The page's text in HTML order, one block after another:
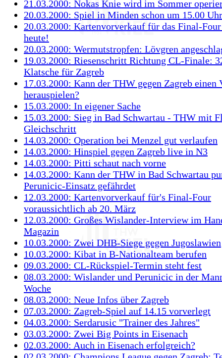
21.03.2000: Nokas Knie wird im Sommer
20.03.2000: Spiel in Minden schon um 15.00 Uhr
20.03.2000: Kartenvorverkauf für das Final-
heute!
20.03.2000: Wermutstropfen: Lövgren
19.03.2000: Riesenschritt Richtung CL-Finale:
Klatsche für Zagreb
17.03.2000: Kann der THW gegen Zagreb einen
herauspielen?
15.03.2000: In eigener Sache
15.03.2000: Sieg in Bad Schwartau - THW mit
Gleichschritt
14.03.2000: Operation bei Menzel gut verlaufen
14.03.2000: Hinspiel gegen Zagreb live in N3
14.03.2000: Pitti schaut nach vorne
14.03.2000: Kann der THW in Bad Schwartau
Perunicic-Einsatz gefährdet
12.03.2000: Kartenvorverkauf für's Final-Four
voraussichtlich ab 20. März
12.03.2000: Großes Wislander-Interview im
Magazin
10.03.2000: Zwei DHB-Siege gegen Jugoslawien
10.03.2000: Kibat in B-Nationalteam berufen
09.03.2000: CL-Rückspiel-Termin steht fest
08.03.2000: Wislander und Perunicic in der
Woche
08.03.2000: Neue Infos über Zagreb
07.03.2000: Zagreb-Spiel auf 14.15 vorverlegt
04.03.2000: Serdarusic "Trainer des Jahres"
03.03.2000: Zwei Big Points in Eisenach
02.03.2000: Auch in Eisenach erfolgreich?